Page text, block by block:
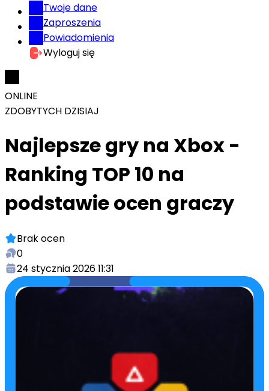
Twoje dane
Zaproszenia
Powiadomienia
Wyloguj się
ONLINE
ZDOBYTYCH DZISIAJ
Najlepsze gry na Xbox -
Ranking TOP 10 na
podstawie ocen graczy
Brak ocen
0
24 stycznia 2026 11:31